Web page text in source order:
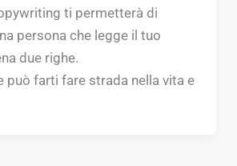
ti permetterà di
persona che legge il tuo
due righe.
può farti fare strada nella vita e